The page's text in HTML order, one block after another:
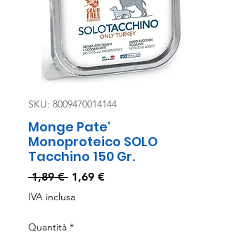
SKU: 8009470014144
Monge Pate'
Monoproteico SOLO
Tacchino 150 Gr.
1,89 € Prezzo
1,69 €Prezzo
IVA inclusa
Quantità *